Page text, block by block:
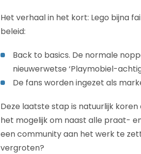
Het verhaal in het kort: Lego bijna
beleid:
Back to basics. De normale
nieuwerwetse ‘Playmobiel-
De fans worden ingezet als
Deze laatste stap is natuurlijk
het mogelijk om naast alle praat-
een community aan het werk te
vergroten?